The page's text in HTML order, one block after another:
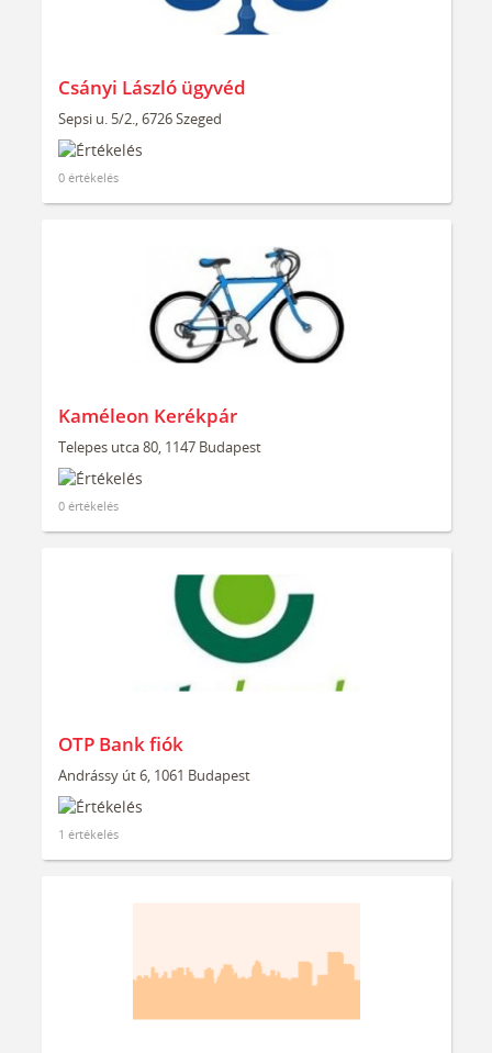
Csányi László ügyvéd
Sepsi u. 5/2., 6726 Szeged
0 értékelés
Kaméleon Kerékpár
Telepes utca 80, 1147 Budapest
0 értékelés
OTP Bank fiók
Andrássy út 6, 1061 Budapest
1 értékelés